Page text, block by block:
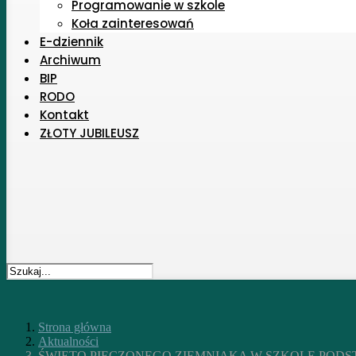
Programowanie w szkole
Koła zainteresowań
E-dziennik
Archiwum
BIP
RODO
Kontakt
ZŁOTY JUBILEUSZ
Strona główna
Aktualności